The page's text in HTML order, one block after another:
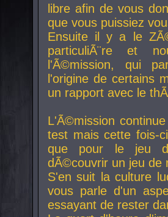
libre afin de vous
que vous puissiez
Ensuite il y a le
particuliÃ¨re et
l'Ã©mission, qui
l'origine de certains
un rapport avec le
L'Ã©mission
test mais cette fois-
que pour le jeu
dÃ©couvrir un jeu de
S'en suit la culture
vous parle d'un
essayant de rester